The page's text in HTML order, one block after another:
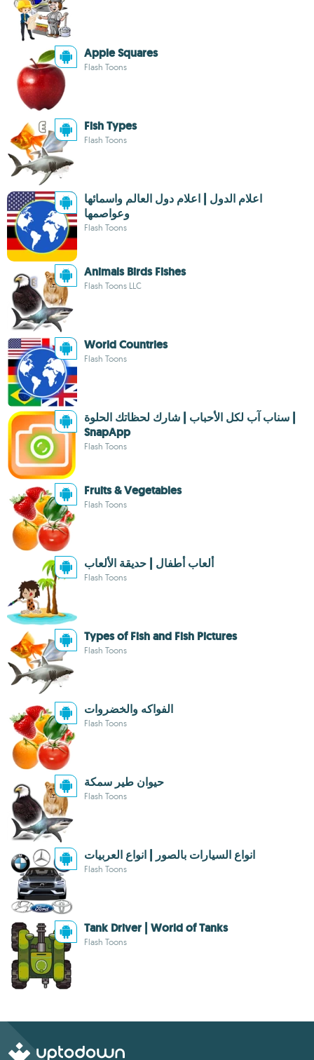
Apple Squares
Flash Toons
Fish Types
Flash Toons
اعلام الدول | اعلام دول العالم واسمائها
وعواصمها
Flash Toons
Animals Birds Fishes
Flash Toons LLC
World Countries
Flash Toons
سناب آب لكل الأحباب | شارك لحظاتك الحلوة |
SnapApp
Flash Toons
Fruits & Vegetables
Flash Toons
Flash Toons
Types of Fish and Fish Pictures‎
Flash Toons
الفواكه والخضروات
Flash Toons
حيوان طير سمكة
Flash Toons
انواع السيارات بالصور | انواع العربيات
Flash Toons
Tank Driver | World of Tanks
Flash Toons